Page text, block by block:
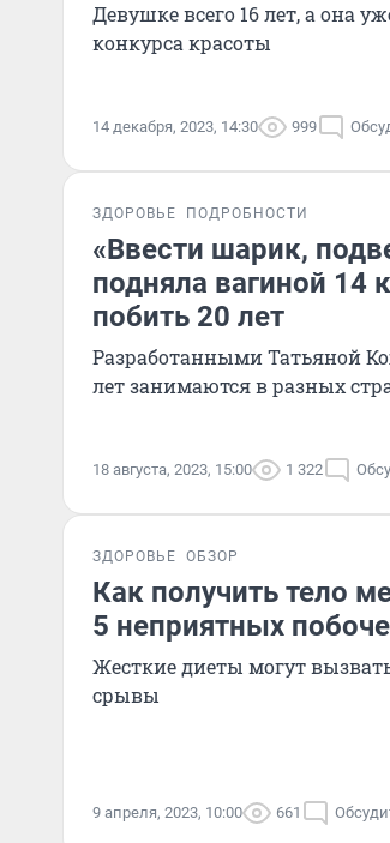
Девушке всего 16 лет, а она
конкурса красоты
14 декабря, 2023, 14:30 999
ЗДОРОВЬЕ ПОДРОБНОСТИ
«Ввести шарик,
подняла вагиной 14
побить 20 лет
Разработанными Татьяной
лет занимаются в разных
18 августа, 2023, 15:00 1 322
ЗДОРОВЬЕ ОБЗОР
Как получить тело
5 неприятных
Жесткие диеты могут
срывы
9 апреля, 2023, 10:00 661